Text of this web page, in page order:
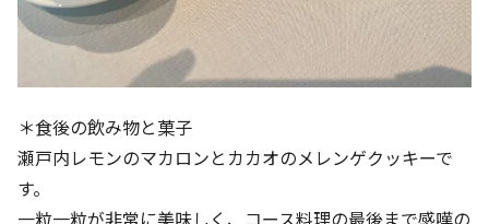
＊食後の飲み物と菓子
瀬戸内レモンのマカロンとカカオのメレンゲクッキーで
す。